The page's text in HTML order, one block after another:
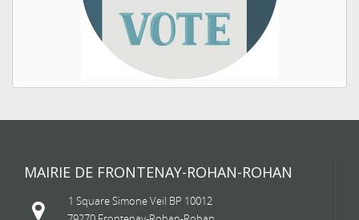
MAIRIE DE FRONTENAY-ROHAN-ROHAN
1 Square Simone Veil BP 10012